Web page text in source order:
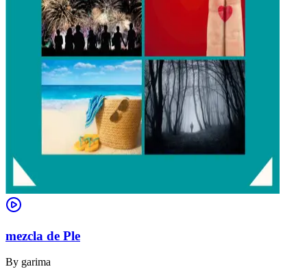
mezcla de Ple
By garima